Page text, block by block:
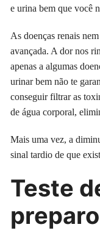
e urina bem que você
As doenças renais
avançada. A dor nos
apenas a algumas
urinar bem não te
conseguir filtrar as
de água corporal,
Mais uma vez, a
sinal tardio de que
Teste
preparo